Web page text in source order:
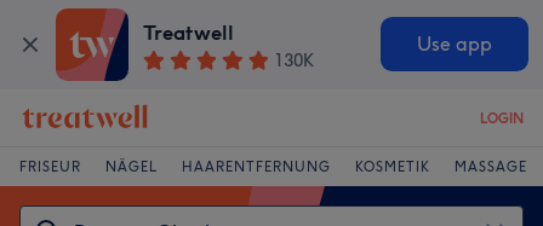
Treatwell
130K
Use app
LOGIN
FRISEUR NÄGEL HAARENTFERNUNG KOSMETIK MASSAGE